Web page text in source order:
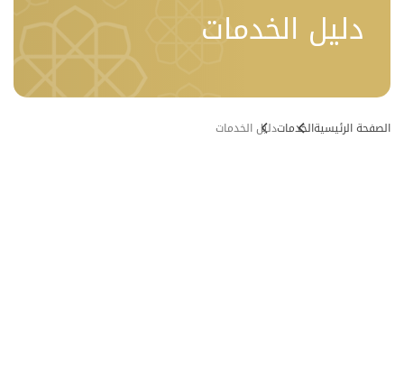
دليل الخدمات
الصفحة الرئيسيةالخدماتدليل الخدمات